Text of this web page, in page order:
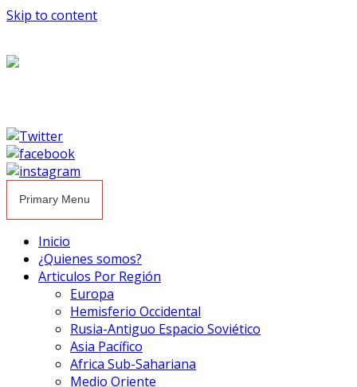
Skip to content
Primary Menu
Inicio
¿Quienes somos?
Articulos Por Región
Europa
Hemisferio Occidental
Rusia-Antiguo Espacio Soviético
Asia Pacífico
Africa Sub-Sahariana
Medio Oriente